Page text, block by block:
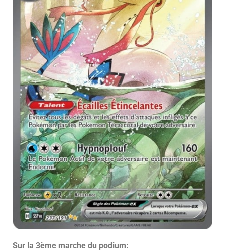
Sur la 3ème marche du podium: